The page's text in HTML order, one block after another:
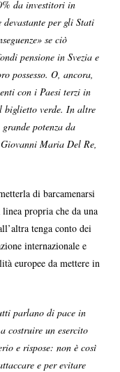
da investitori in
per gli Stati
se ciò
pensione in Svezia e
possesso. O, ancora,
con i Paesi terzi in
biglietto verde. In altre
potenza da
Maria Del Re,
di barcamenarsi
propria che da una
tenga conto dei
internazionale e
europee da mettere in
parlano di pace in
costruire un esercito
e rispose: non è così
e per evitare